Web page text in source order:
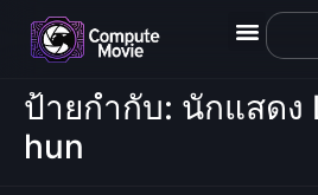
ป้ายกำกับ: นักแสดง
hun